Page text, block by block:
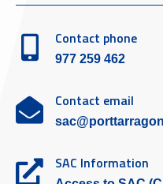
Contact phone
977 259 462
Contact email
SAC Information